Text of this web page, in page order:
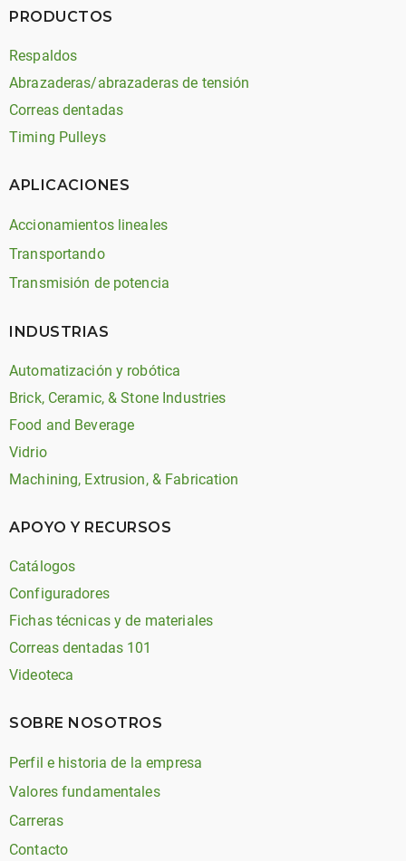
PRODUCTOS
Respaldos
Abrazaderas/abrazaderas de tensión
Correas dentadas
Timing Pulleys
APLICACIONES
Accionamientos lineales
Transportando
Transmisión de potencia
INDUSTRIAS
Automatización y robótica
Brick, Ceramic, & Stone Industries
Food and Beverage
Vidrio
Machining, Extrusion, & Fabrication
APOYO Y RECURSOS
Catálogos
Configuradores
Fichas técnicas y de materiales
Correas dentadas 101
Videoteca
SOBRE NOSOTROS
Perfil e historia de la empresa
Valores fundamentales
Carreras
Contacto